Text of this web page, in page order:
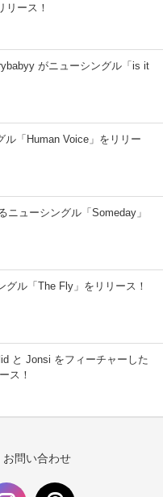
リース！
がニューシングル「is it
ル「Human Voice」をリリー
ニューシングル「Someday」
グル「The Fly」をリリース！
と Jonsi をフィーチャーした
ス！
お問い合わせ